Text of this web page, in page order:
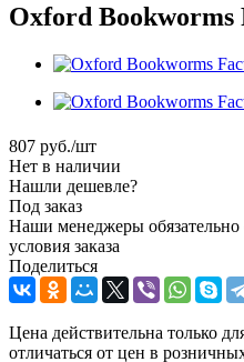
Oxford Bookworms
807 руб./шт
Нет в наличии
Нашли дешевле?
Под заказ
Наши менеджеры обязательно
условия заказа
Поделиться
Цена действительна только
отличаться от цен в